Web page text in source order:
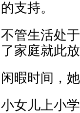
的支持。
不管生活处
了家庭就此放
闲暇时间，
小女儿上小